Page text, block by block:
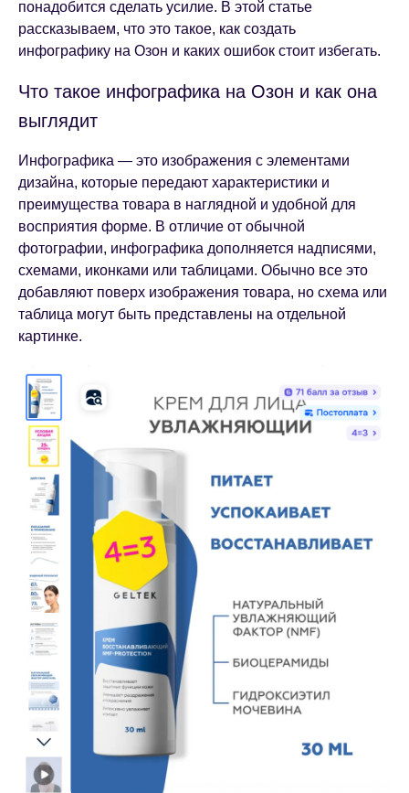
понадобится сделать усилие. В этой статье
рассказываем, что это такое, как создать
инфографику на Озон и каких ошибок стоит избегать.
Что такое инфографика на Озон и как она
выглядит
Инфографика — это изображения с элементами
дизайна, которые передают характеристики и
преимущества товара в наглядной и удобной для
восприятия форме. В отличие от обычной
фотографии, инфографика дополняется надписями,
схемами, иконками или таблицами. Обычно все это
добавляют поверх изображения товара, но схема или
таблица могут быть представлены на отдельной
картинке.